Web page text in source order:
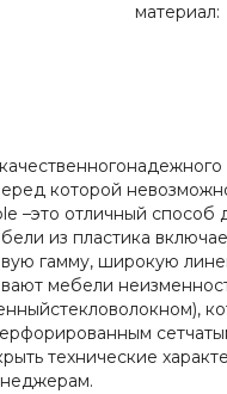
материал:
которой
отличный способ
из пластика
гамму, широкую
мебели
технические